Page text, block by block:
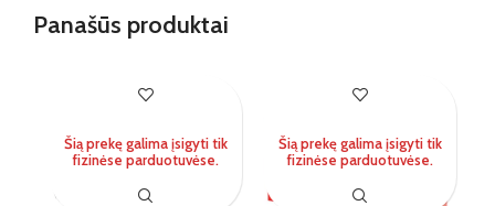
Panašūs produktai
Šią prekę galima įsigyti tik
fizinėse parduotuvėse.
Šią prekę galima įsigyti tik
fizinėse parduotuvėse.